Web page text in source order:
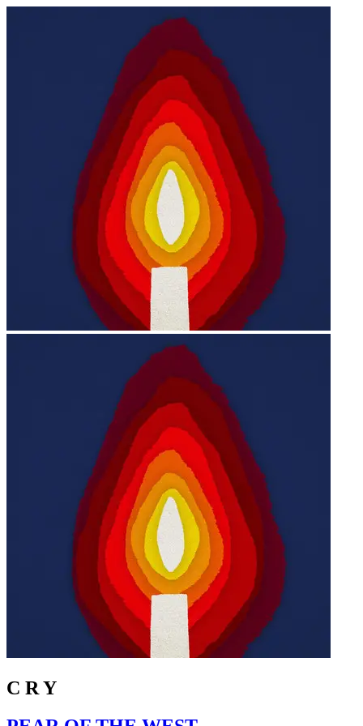
C R Y